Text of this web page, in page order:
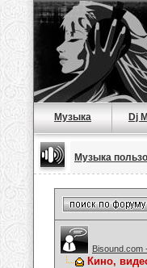
Музыка Dj
Музыка
Bisound.com
Кино,